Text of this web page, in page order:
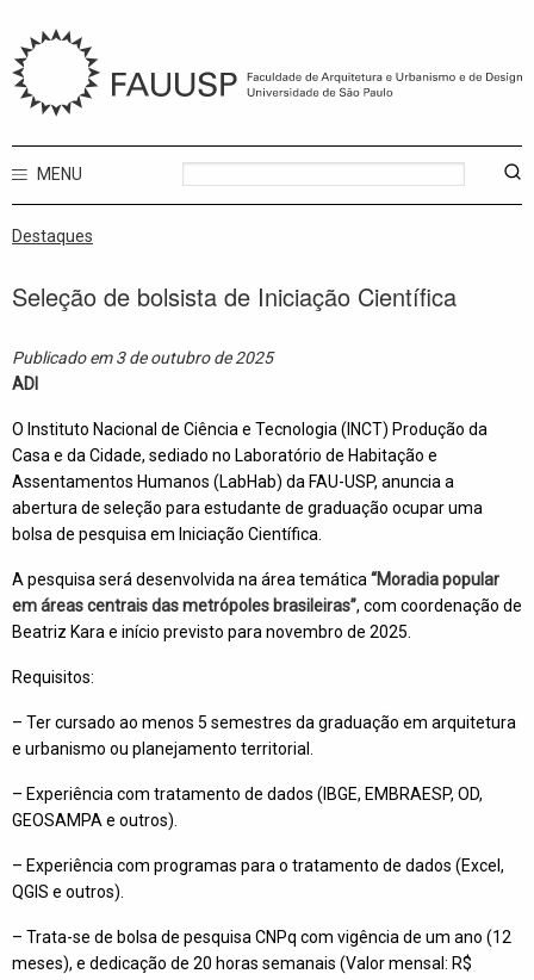
MENU
Destaques
Seleção de bolsista de Iniciação Científica
Publicado em 3 de outubro de 2025
ADI
O Instituto Nacional de Ciência e Tecnologia (INCT) Produção da
Casa e da Cidade, sediado no Laboratório de Habitação e
Assentamentos Humanos (LabHab) da FAU-USP, anuncia a
abertura de seleção para estudante de graduação ocupar uma
bolsa de pesquisa em Iniciação Científica.
A pesquisa será desenvolvida na área temática “Moradia popular
em áreas centrais das metrópoles brasileiras”, com coordenação de
Beatriz Kara e início previsto para novembro de 2025.
Requisitos:
– Ter cursado ao menos 5 semestres da graduação em arquitetura
e urbanismo ou planejamento territorial.
– Experiência com tratamento de dados (IBGE, EMBRAESP, OD,
GEOSAMPA e outros).
– Experiência com programas para o tratamento de dados (Excel,
QGIS e outros).
– Trata-se de bolsa de pesquisa CNPq com vigência de um ano (12
meses), e dedicação de 20 horas semanais (Valor mensal: R$